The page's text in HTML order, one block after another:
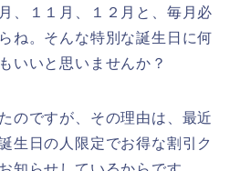
、１１月、１２月と、毎月必
ね。そんな特別な誕生日に何
いいと思いませんか？
のですが、その理由は、最近
生日の人限定でお得な割引ク